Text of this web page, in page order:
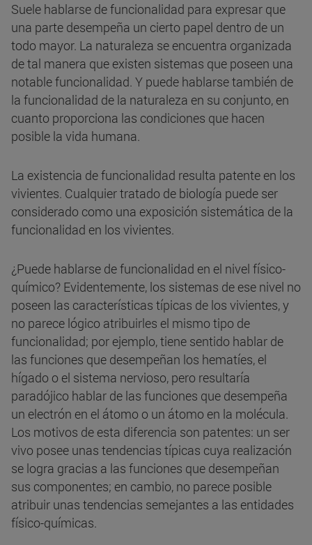
Suele hablarse de funcionalidad para expresar que
una parte desempeña un cierto papel dentro de un
todo mayor. La naturaleza se encuentra organizada
de tal manera que existen sistemas que poseen una
notable funcionalidad. Y puede hablarse también de
la funcionalidad de la naturaleza en su conjunto, en
cuanto proporciona las condiciones que hacen
posible la vida humana.
La existencia de funcionalidad resulta patente en los
vivientes. Cualquier tratado de biología puede ser
considerado como una exposición sistemática de la
funcionalidad en los vivientes.
¿Puede hablarse de funcionalidad en el nivel físico-
químico? Evidentemente, los sistemas de ese nivel no
poseen las características típicas de los vivientes, y
no parece lógico atribuirles el mismo tipo de
funcionalidad; por ejemplo, tiene sentido hablar de
las funciones que desempeñan los hematíes, el
hígado o el sistema nervioso, pero resultaría
paradójico hablar de las funciones que desempeña
un electrón en el átomo o un átomo en la molécula.
Los motivos de esta diferencia son patentes: un ser
vivo posee unas tendencias típicas cuya realización
se logra gracias a las funciones que desempeñan
sus componentes; en cambio, no parece posible
atribuir unas tendencias semejantes a las entidades
físico-químicas.